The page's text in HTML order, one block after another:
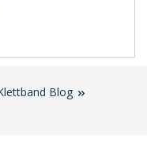
Blog